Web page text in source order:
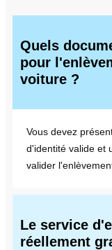
Quels
pour
voiture ?
Vous devez
d'identité valide et
valider
Le service
réellement